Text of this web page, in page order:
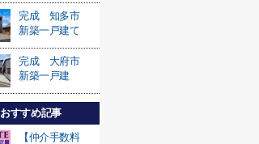
完成 知多市
新築一戸建て
完成 大府市
新築一戸建
おすすめ記事
【仲介手数料